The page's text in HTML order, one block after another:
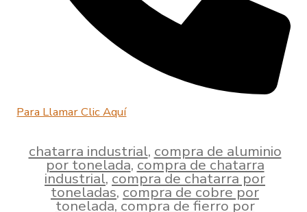
Para Llamar Clic Aquí
chatarra industrial, compra de aluminio
por tonelada,compra de chatarra
industrial,compra de chatarra por
toneladas,compra de cobre por
tonelada, compra de fierro por